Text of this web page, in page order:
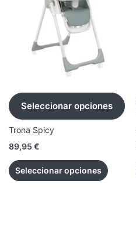
Seleccionar opciones
Trona Spicy
89,95 €
Seleccionar opciones